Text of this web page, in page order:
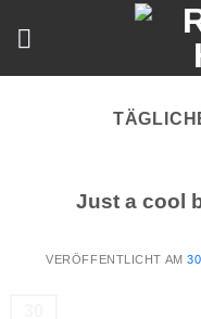
Just a cool
VERÖFFENTLICHT AM